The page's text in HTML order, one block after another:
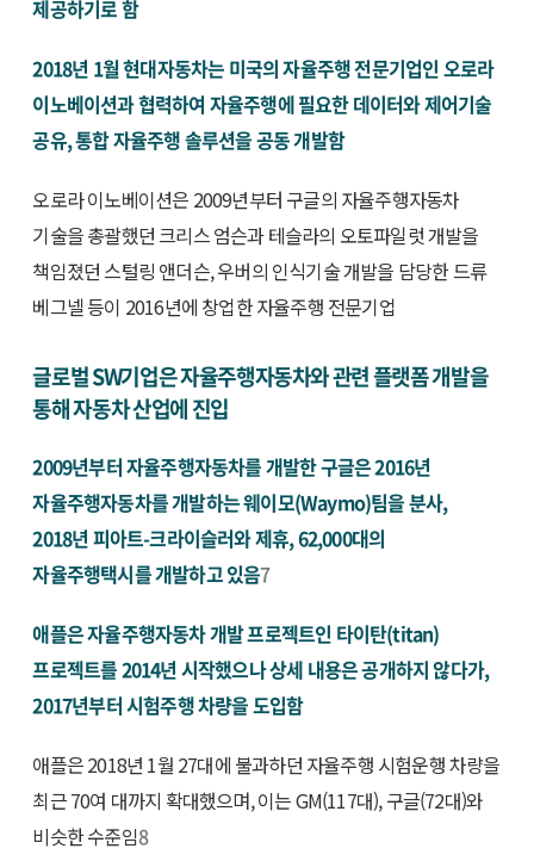
제공하기로 함
2018년 1월 현대자동차는 미국의 자율주행 전문기업인 오로라
이노베이션과 협력하여 자율주행에 필요한 데이터와 제어기술
공유, 통합 자율주행 솔루션을 공동 개발함
오로라 이노베이션은 2009년부터 구글의 자율주행자동차
기술을 총괄했던 크리스 엄슨과 테슬라의 오토파일럿 개발을
책임졌던 스털링 앤더슨, 우버의 인식기술 개발을 담당한 드류
베그넬 등이 2016년에 창업한 자율주행 전문기업
글로벌 SW기업은 자율주행자동차와 관련 플랫폼 개발을
통해 자동차 산업에 진입
2009년부터 자율주행자동차를 개발한 구글은 2016년
자율주행자동차를 개발하는 웨이모(Waymo)팀을 분사,
2018년 피아트-크라이슬러와 제휴, 62,000대의
자율주행택시를 개발하고 있음7
애플은 자율주행자동차 개발 프로젝트인 타이탄(titan)
프로젝트를 2014년 시작했으나 상세 내용은 공개하지 않다가,
2017년부터 시험주행 차량을 도입함
애플은 2018년 1월 27대에 불과하던 자율주행 시험운행 차량을
최근 70여 대까지 확대했으며, 이는 GM(117대), 구글(72대)와
비슷한 수준임8